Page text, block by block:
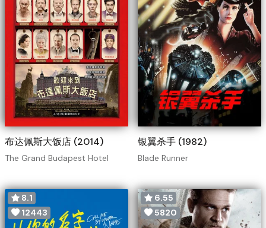
布达佩斯大饭店 (2014)
The Grand Budapest Hotel
银翼杀手 (1982)
Blade Runner
8.1
12443
6.55
5820